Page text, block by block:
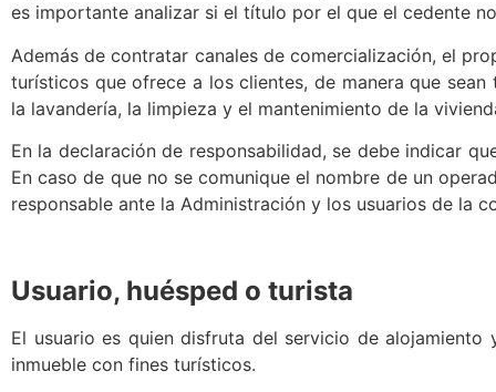
es importante analizar si el título por el que el cedente
Además de contratar canales de comercialización, el
turísticos que ofrece a los clientes, de manera que
la lavandería, la limpieza y el mantenimiento de la
En la declaración de responsabilidad, se debe indicar
En caso de que no se comunique el nombre de un
responsable ante la Administración y los usuarios de la
Usuario, huésped o turista
El usuario es quien disfruta del servicio de
inmueble con fines turísticos.